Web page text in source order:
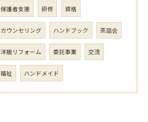
保護者支援 研修 資格
カウンセリング ハンドブック 茶話会
洋服リフォーム 委託事業 交流
福祉 ハンドメイド